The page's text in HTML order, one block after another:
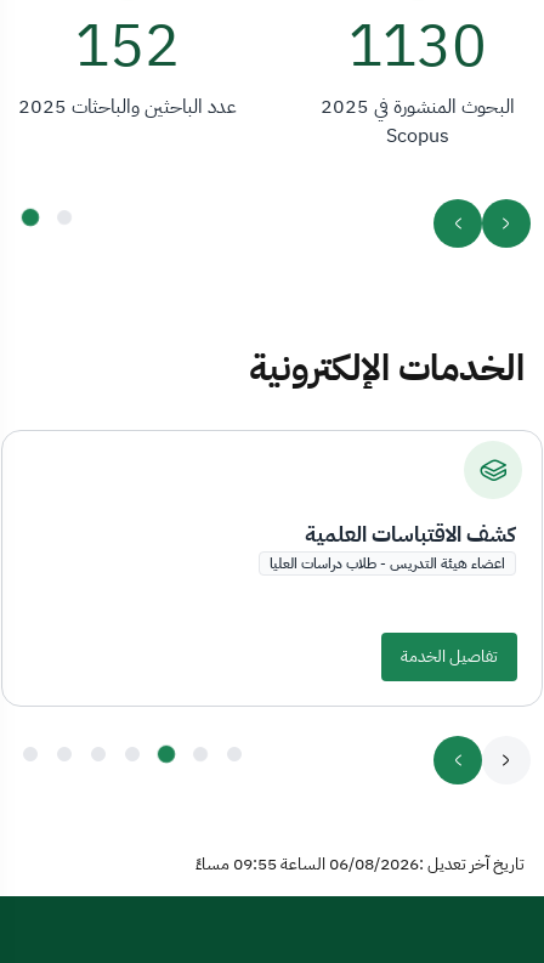
1130
البحوث المنشورة في 2025
Scopus
279
عدد الباحثين والباحثات 2025
الخدمات الإلكترونية
كشف الاقتباسات العلمية
اعضاء هيئة التدريس - طلاب دراسات العليا
تفاصيل الخدمة
تاريخ آخر تعديل :06/08/2026 الساعة 09:55 مساءً